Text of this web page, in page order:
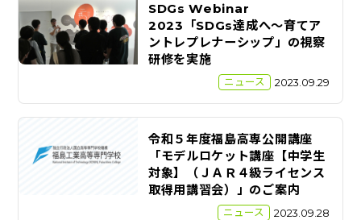
SDGs Webinar
2023「SDGs達成へ～育てア
ントレプレナーシップ」の視察
研修を実施
ニュース 2023.09.29
令和５年度福島高専公開講座
「モデルロケット講座【中学生
対象】（ＪＡＲ４級ライセンス
取得用講習会）」のご案内
ニュース 2023.09.28